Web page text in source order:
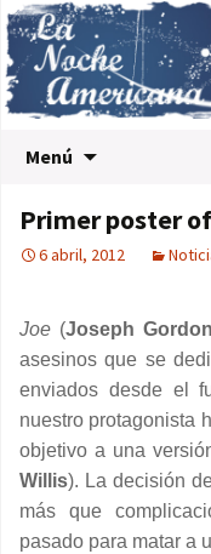
Menú
Primer poster
6 abril, 2012
Joe (Joseph
asesinos que se
enviados desde el
nuestro protagonista
objetivo a una
Willis). La decisión
más que
pasado para matar a